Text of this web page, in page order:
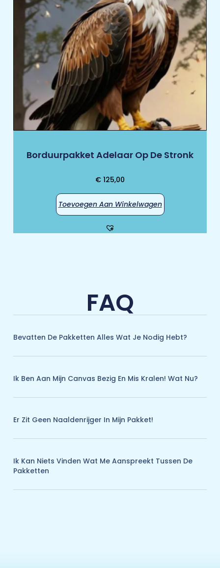
Borduurpakket Adelaar Op De Stronk
€ 125,00
Toevoegen Aan Winkelwagen
FAQ
Bevatten De Pakketten Alles Wat Je Nodig Hebt?
Ik Ben Aan Mijn Canvas Bezig En Mis Kralen! Wat Nu?
Er Zit Geen Naaldenrijger In Mijn Pakket!
Ik Kan Niets Vinden Wat Me Aanspreekt Tussen De
Pakketten